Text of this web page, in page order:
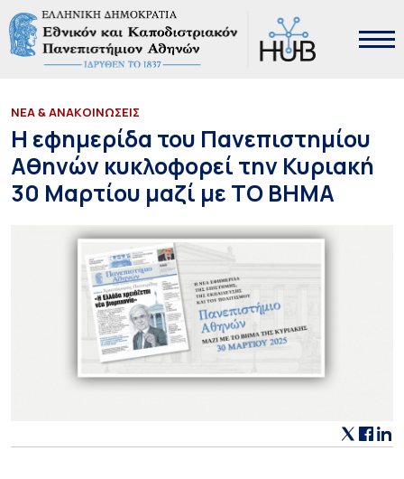
ΝΕΑ & ΑΝΑΚΟΙΝΩΣΕΙΣ
Η εφημερίδα του Πανεπιστημίου
Αθηνών κυκλοφορεί την Κυριακή
30 Μαρτίου μαζί με TO BHMA